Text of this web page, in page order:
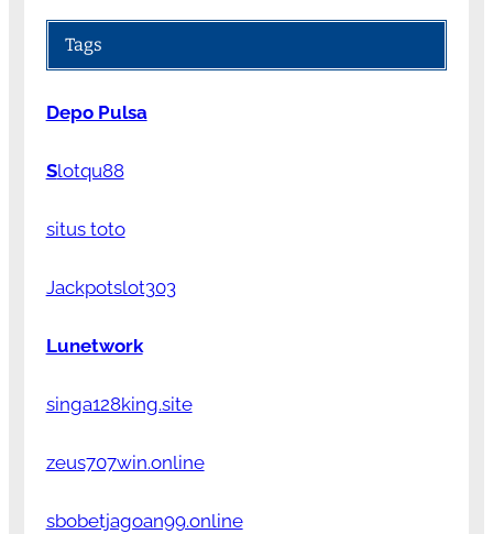
Tags
Depo Pulsa
Slotqu88
situs toto
Jackpotslot303
Lunetwork
singa128king.site
zeus707win.online
sbobetjagoan99.online